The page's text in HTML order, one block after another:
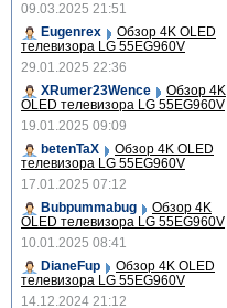
09.03.2025 21:51
Eugenrex
Обзор 4K OLED
телевизора LG 55EG960V
29.01.2025 22:36
XRumer23Wence
Обзор 4K
OLED телевизора LG 55EG960V
19.01.2025 09:09
betenTaX
Обзор 4K OLED
телевизора LG 55EG960V
17.01.2025 07:12
Bubpummabug
Обзор 4K
OLED телевизора LG 55EG960V
10.01.2025 08:41
DianeFup
Обзор 4K OLED
телевизора LG 55EG960V
14.12.2024 21:12